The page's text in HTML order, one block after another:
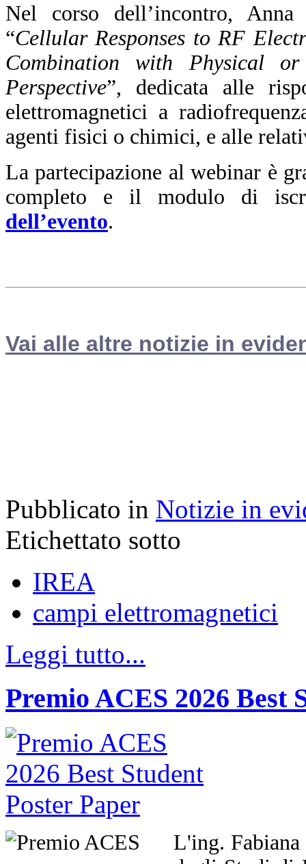
Nel corso dell’incontro,
“Cellular Responses to RF
Combination with Physical
Perspective”, dedicata alle
elettromagnetici a
agenti fisici o chimici, e alle
La partecipazione al webinar è
completo e il modulo di
dell’evento.
Vai alle altre notizie in
Pubblicato in Notizie in
Etichettato sotto
IREA
campi elettromagnetici
Leggi tutto...
Premio ACES 2026 Best
L'ing.